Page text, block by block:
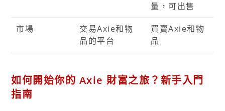
量，可出售
市場
交易Axie和物
品的平台
買賣Axie和物
品
如何開始你的 Axie 財富之旅？新手入門
指南